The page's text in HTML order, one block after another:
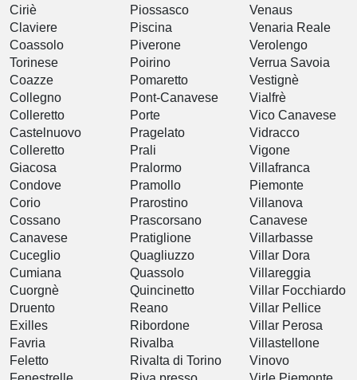
Ciriè
Claviere
Coassolo
Torinese
Coazze
Collegno
Colleretto
Castelnuovo
Colleretto
Giacosa
Condove
Corio
Cossano
Canavese
Cuceglio
Cumiana
Cuorgnè
Druento
Exilles
Favria
Feletto
Piossasco
Piscina
Piverone
Poirino
Pomaretto
Pont-Canavese
Porte
Pragelato
Prali
Pralormo
Pramollo
Prarostino
Prascorsano
Pratiglione
Quagliuzzo
Quassolo
Quincinetto
Reano
Ribordone
Rivalba
Rivalta di Torino
Venaus
Venaria Reale
Verolengo
Verrua Savoia
Vestignè
Vialfrè
Vico Canavese
Vidracco
Vigone
Villafranca
Piemonte
Villanova
Canavese
Villarbasse
Villar Dora
Villareggia
Villar Focchiardo
Villar Pellice
Villar Perosa
Villastellone
Vinovo